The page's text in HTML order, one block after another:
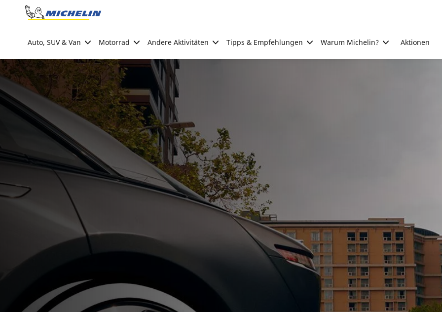
Go to page content
Auto, SUV & Van Motorrad Andere Aktivitäten Tipps & Empfehlungen Warum Michelin? Aktionen